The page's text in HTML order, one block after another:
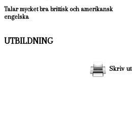
Talar mycket bra brittisk och amerikansk
engelska
UTBILDNING
Skriv ut